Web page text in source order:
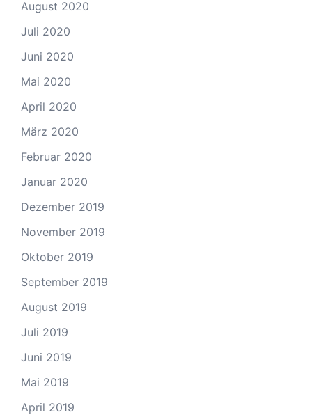
August 2020
Juli 2020
Juni 2020
Mai 2020
April 2020
März 2020
Februar 2020
Januar 2020
Dezember 2019
November 2019
Oktober 2019
September 2019
August 2019
Juli 2019
Juni 2019
Mai 2019
April 2019